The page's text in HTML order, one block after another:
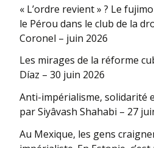
« L’ordre revient » ? Le
le Pérou dans le club de la
Coronel – juin 2026
Les mirages de la réforme
Díaz – 30 juin 2026
Anti-impérialisme, solidarité
par Siyâvash Shahabi – 27
Au Mexique, les gens